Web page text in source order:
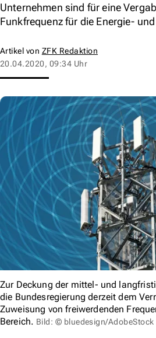
Unternehmen sind für eine
Funkfrequenz für die Energie-
Artikel von ZFK Redaktion
20.04.2020, 09:34 Uhr
Zur Deckung der mittel- und
die Bundesregierung derzeit dem
Zuweisung von freiwerdenden
Bereich. Bild: © bluedesign/AdobeStock